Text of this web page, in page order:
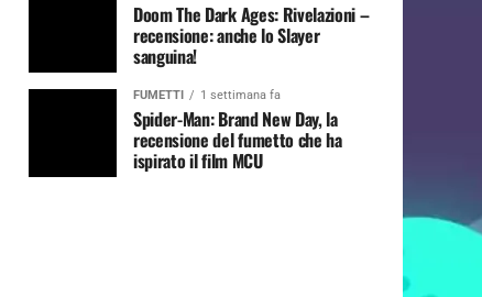
Doom The Dark Ages: Rivelazioni –
recensione: anche lo Slayer
sanguina!
FUMETTI 1 settimana fa
Spider-Man: Brand New Day, la
recensione del fumetto che ha
ispirato il film MCU